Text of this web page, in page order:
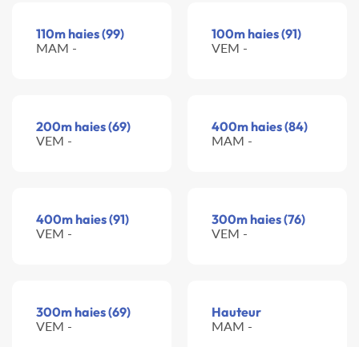
110m haies (99)
MAM -
100m haies (91)
VEM -
200m haies (69)
VEM -
400m haies (84)
MAM -
400m haies (91)
VEM -
300m haies (76)
VEM -
300m haies (69)
VEM -
Hauteur
MAM -